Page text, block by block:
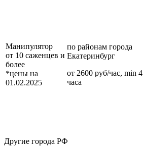
Манипулятор
от 10 саженцев и
более
*цены на
01.02.2025
по районам города
Екатеринбург
от 2600 руб/час, min 4
часа
Другие города РФ